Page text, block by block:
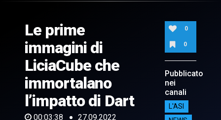
of
38
seconds
Le prime
immagini di
LiciaCube che
immortalano
l’impatto di Dart
00:03:38 27.09.2022
0
0
Pubblicato
nei
canali
L'ASI